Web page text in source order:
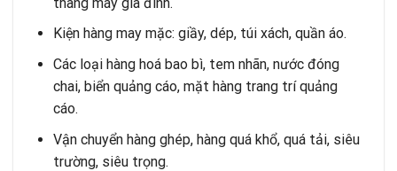
Kiện hàng may mặc: giầy, dép, túi xách, quần áo.
Các loại hàng hoá bao bì, tem nhãn, nước đóng
chai, biển quảng cáo, mặt hàng trang trí quảng
cáo.
Vận chuyển hàng ghép, hàng quá khổ, quá tải, siêu
trường, siêu trọng.